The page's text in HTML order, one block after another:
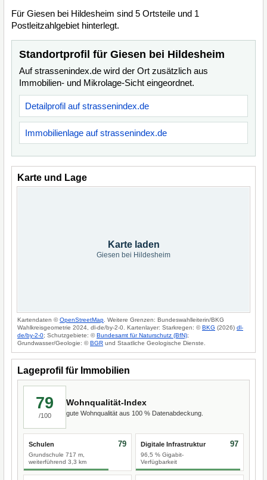
Für Giesen bei Hildesheim sind 5 Ortsteile und 1
Postleitzahlgebiet hinterlegt.
Standortprofil für Giesen bei Hildesheim
Auf strassenindex.de wird der Ort zusätzlich aus
Immobilien- und Mikrolage-Sicht eingeordnet.
Detailprofil auf strassenindex.de
Immobilienlage auf strassenindex.de
Karte und Lage
Karte laden
Giesen bei Hildesheim
Kartendaten ©OpenStreetMap . Weitere Grenzen: Bundeswahlleiterin/BKG
Wahlkreisgeometrie 2024, dl-de/by-2-0. Kartenlayer: Starkregen: ©BKG (2026) dl-
de/by-2-0; Schutzgebiete: ©Bundesamt für Naturschutz (BfN);
Grundwasser/Geologie: ©BGR und Staatliche Geologische Dienste.
Lageprofil für Immobilien
79
/100
Wohnqualität-Index
gute Wohnqualität aus 100 % Datenabdeckung.
Schulen
Grundschule 717 m,
weiterführend 3,3 km
79 Digitale Infrastruktur
96,5 % Gigabit-
Verfügbarkeit
97